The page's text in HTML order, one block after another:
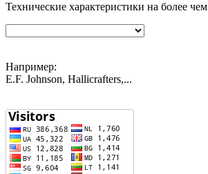
Технические характеристики на более чем
Например:
E.F. Johnson, Hallicrafters,...